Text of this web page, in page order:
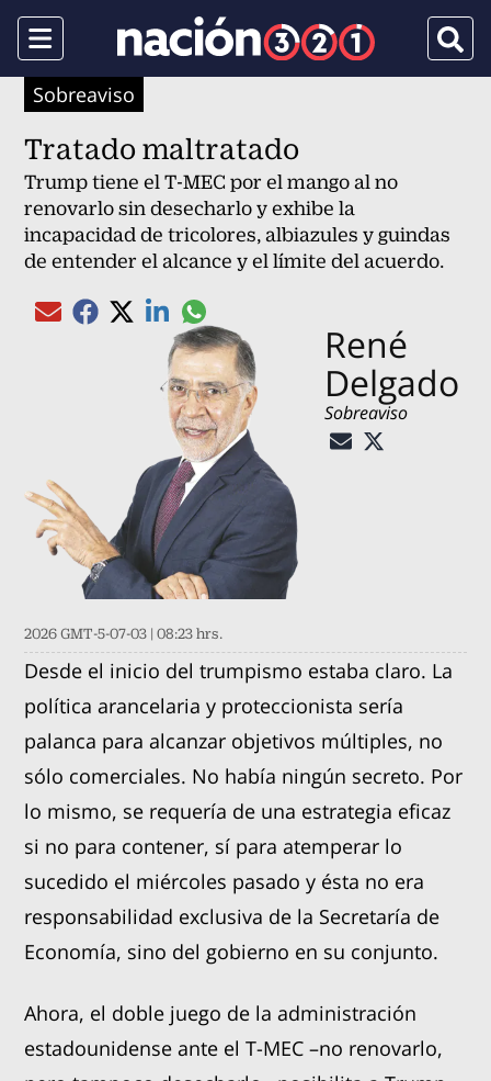
Menu
Sobreaviso
Tratado maltratado
Trump tiene el T-MEC por el mango al no
renovarlo sin desecharlo y exhibe la
incapacidad de tricolores, albiazules y guindas
de entender el alcance y el límite del acuerdo.
Compartir el artículo actual mediante Email
Compartir el artículo actual mediante Facebook
Compartir el artículo actual mediante Twitter
Compartir el artículo actual mediante
Compartir el artículo actual mediante
René
Delgado
Sobreaviso
2026 GMT-5-07-03 | 08:23 hrs.
Desde el inicio del trumpismo estaba claro. La
política arancelaria y proteccionista sería
palanca para alcanzar objetivos múltiples, no
sólo comerciales. No había ningún secreto. Por
lo mismo, se requería de una estrategia eficaz
si no para contener, sí para atemperar lo
sucedido el miércoles pasado y ésta no era
responsabilidad exclusiva de la Secretaría de
Economía, sino del gobierno en su conjunto.
Ahora, el doble juego de la administración
estadounidense ante el T-MEC –no renovarlo,